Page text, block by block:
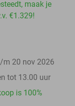
maak je
€1.329!
m 20 nov 2026
tot 13.00 uur
is 100%